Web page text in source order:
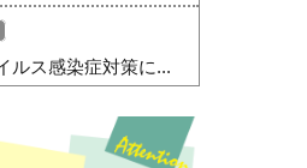
ルス感染症対策に...